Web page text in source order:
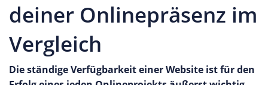
deiner Onlinepräsenz im
Vergleich
Die ständige Verfügbarkeit einer Website ist für den